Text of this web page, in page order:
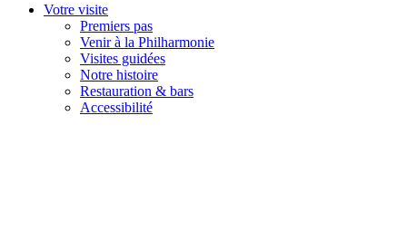
Votre visite
Premiers pas
Venir à la Philharmonie
Visites guidées
Notre histoire
Restauration & bars
Accessibilité